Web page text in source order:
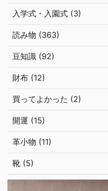
入学式・入園式 (3)
読み物 (363)
豆知識 (92)
財布 (12)
買ってよかった (2)
開運 (15)
革小物 (11)
靴 (5)